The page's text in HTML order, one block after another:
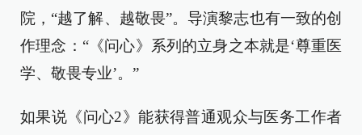
院，“越了解、越敬畏”。导演黎志也有一致的创
作理念：“《问心》系列的立身之本就是‘尊重医
学、敬畏专业’。”
如果说《问心2》能获得普通观众与医务工作者